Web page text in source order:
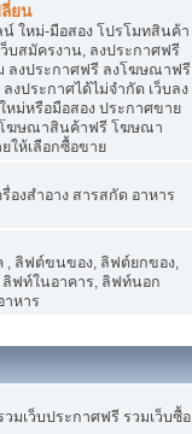
ยน
ใหม่-มือสอง โปรโมทสินค้า
ว็บสมัครงาน, ลงประกาศฟรี
ลงประกาศฟรี ลงโฆษณาฟรี
งประกาศได้ไม่จำกัด เว็บลง
ม่หรือมือสอง ประกาศขาย
โฆษณาสินค้าฟรี โฆษณา
ให้เลือกซื้อขาย
องสำอาง สารสกัด อาหาร
ลิฟต์ขนของ, ลิฟต์ยกของ,
ฟท์ในอาคาร, ลิฟท์นอก
าหาร
มเว็บประกาศฟรี รวมเว็บซื้อ